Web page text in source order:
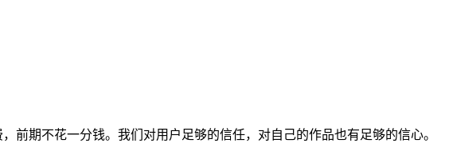
前期不花一分钱。我们对用户足够的信任，对自己的作品也有足够的信心。